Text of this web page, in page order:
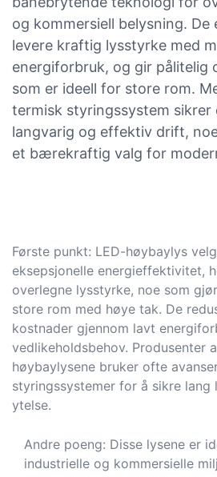
og kommersiell belysning.
levere kraftig lysstyrke med
energiforbruk, og gir pålitelig
som er ideell for store rom.
termisk styringssystem sikrer
langvarig og effektiv drift,
et bærekraftig valg for
Første punkt: LED-høybaylys
eksepsjonelle energieffektivitet,
overlegne lysstyrke, noe som
store rom med høye tak. De
kostnader gjennom lavt
vedlikeholdsbehov. Produsenter
høybaylysene bruker ofte
styringssystemer for å sikre lang
ytelse.
Andre poeng: Disse lysene er
industrielle og kommersielle